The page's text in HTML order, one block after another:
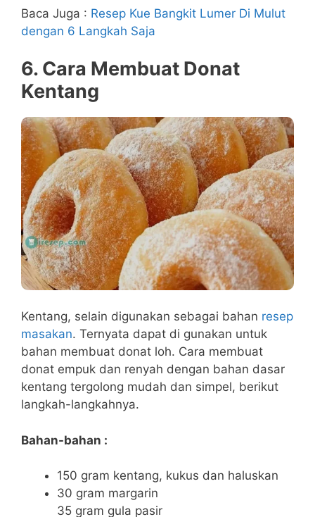
Baca Juga : Resep Kue Bangkit Lumer Di Mulut
dengan 6 Langkah Saja
6. Cara Membuat Donat
Kentang
Kentang, selain digunakan sebagai bahan resep
masakan. Ternyata dapat di gunakan untuk
bahan membuat donat loh. Cara membuat
donat empuk dan renyah dengan bahan dasar
kentang tergolong mudah dan simpel, berikut
langkah-langkahnya.
Bahan-bahan :
150 gram kentang, kukus dan haluskan
30 gram margarin
35 gram gula pasir